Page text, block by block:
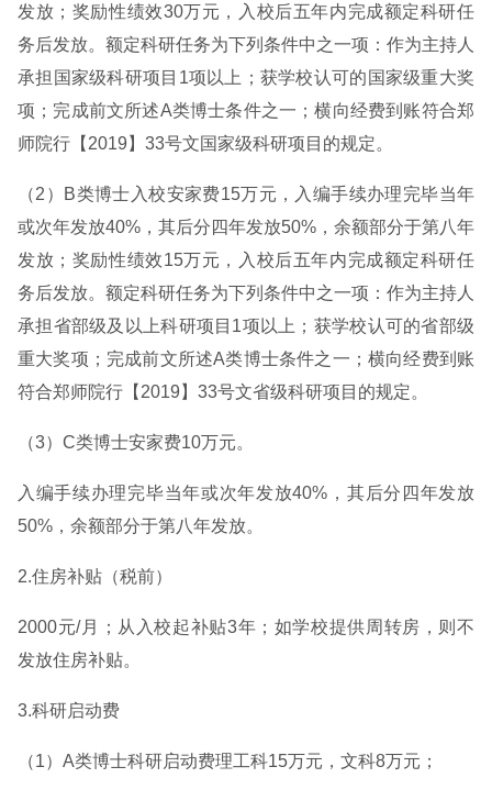
发放；奖励性绩效30万元，入校后五年内完成额定科研任
务后发放。额定科研任务为下列条件中之一项：作为主持人
承担国家级科研项目1项以上；获学校认可的国家级重大奖
项；完成前文所述A类博士条件之一；横向经费到账符合郑
师院行【2019】33号文国家级科研项目的规定。
（2）B类博士入校安家费15万元，入编手续办理完毕当年
或次年发放40%，其后分四年发放50%，余额部分于第八年
发放；奖励性绩效15万元，入校后五年内完成额定科研任
务后发放。额定科研任务为下列条件中之一项：作为主持人
承担省部级及以上科研项目1项以上；获学校认可的省部级
重大奖项；完成前文所述A类博士条件之一；横向经费到账
符合郑师院行【2019】33号文省级科研项目的规定。
（3）C类博士安家费10万元。
入编手续办理完毕当年或次年发放40%，其后分四年发放
50%，余额部分于第八年发放。
2.住房补贴（税前）
2000元/月；从入校起补贴3年；如学校提供周转房，则不
发放住房补贴。
3.科研启动费
（1）A类博士科研启动费理工科15万元，文科8万元；